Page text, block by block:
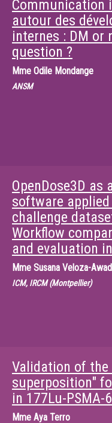
Communication
autour des
internes : DM or
question ?
Mme Odile Mondange
ANSM
OpenDose3D
software
challenge
Workflow
and evaluation
Mme Susana Veloza-Awad
ICM, IRCM (Montpellier)
Validation of the
superposition"
in 177Lu-PSMA-
Mme Aya Terro